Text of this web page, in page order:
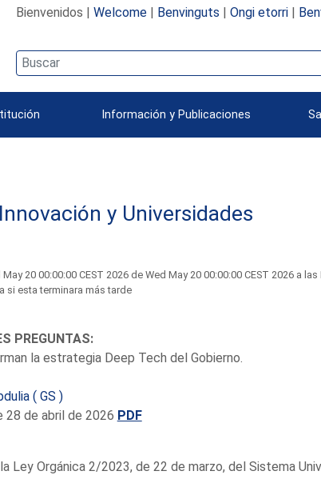
Bienvenidos | Welcome| Benvinguts | Ongi etorri|
Información y Publicaciones
y Universidades
20 00:00:00 CEST 2026 de Wed May 20 00:00:00 CEST 2026 a las
si esta terminara más tarde
PREGUNTAS:
la estrategia Deep Tech del Gobierno.
( GS )
28 de abril de 2026 PDF
Ley Orgánica 2/2023, de 22 de marzo, del Sistema